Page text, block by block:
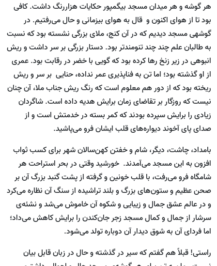
هر گوشه و هر میدان مسجد بیگم­پور حکایات هزاررنگ داشت. کافی
بود تا از هوای اکنون و قال به هوای بی­زمانی و حال می‌رفتیم. در
گوشه­ی مسجد دیدیم که در آن کنج، ملای بزرگی نشسته بود که نسبت
به طالبان علم چند چند تنومندتر بود. دستار بزرگی بر سر داشت و ریش
انبوهی در زیر زنخ رها کرده بود که گویی با خضر در رقابت بود. عمری
از او گذشته بود؛ اما تن به فناپذیری عمر نداده، حنایی بر سر و ریش
ریخته بود که از دور هم معلوم است که رنگ ریش جناب ملا، آن چنان
نیست که روزگار بر تقاضای زمان برایش هدیه داده است. شاگردان
زیادی را برایش سپرده بودند که کمر بسته در خدمتش است و از
صدای پای آخوند دیواره‌های قلب ایشان فرو می‌پاشید.
بامداد، چاشت، دیگر، شام و خفتن کهن‌سالان شهر برای کسب ثواب
افزون به این مسجد می‌آمدند. خورشید وقتی در بحر استراحت هر
شامگاه فرو می‌رفت، با قلب خونین و گرفته از پشت گنبد بزرگ آن بر
صحن عظیم و ستون‌های بزرگ و بلند تراشیده از سنگ آن نظاره می‌کرد
و در عالم عشق جمال و زیبایی و شکوه آن خاموش می‌شد و نشئه‌ی
سرشار از جمال و کمال مسجد زجر جان‌کندن را برایش کاهش می‌داد؛
اما فردای آن به شوق دیدار آن دوباره تولد می‌شود.
راستی! قبلاً هم گفتم که سیر در گذشته و حال در زبان قابل بیان